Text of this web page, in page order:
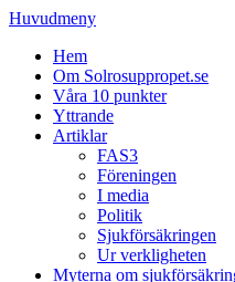
Huvudmeny
Hem
Om Solrosuppropet.se
Våra 10 punkter
Yttrande
Artiklar
FAS3
Föreningen
I media
Politik
Sjukförsäkringen
Ur verkligheten
Myterna om